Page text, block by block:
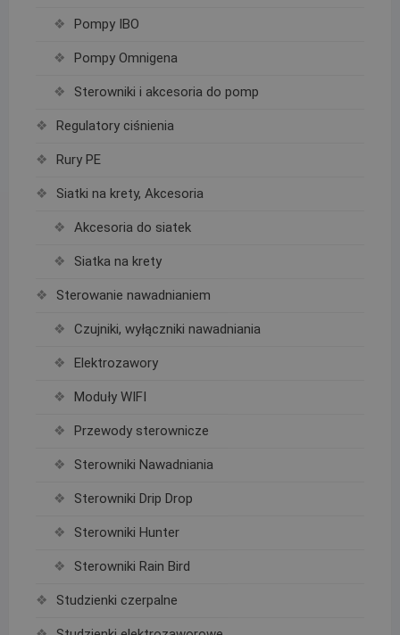
Pompy IBO
Pompy Omnigena
Sterowniki i akcesoria do pomp
Regulatory ciśnienia
Rury PE
Siatki na krety, Akcesoria
Akcesoria do siatek
Siatka na krety
Sterowanie nawadnianiem
Czujniki, wyłączniki nawadniania
Elektrozawory
Moduły WIFI
Przewody sterownicze
Sterowniki Nawadniania
Sterowniki Drip Drop
Sterowniki Hunter
Sterowniki Rain Bird
Studzienki czerpalne